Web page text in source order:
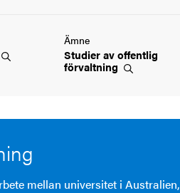
Ämne
Studier av offentlig
förvaltning
mellan universitet i Australien,